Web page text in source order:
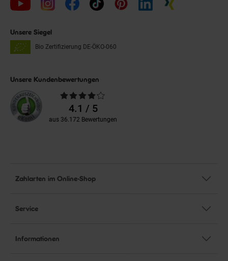
Unsere Siegel
Bio Zertifizierung DE-ÖKO-060
Unsere Kundenbewertungen
Durchschnittliche
Bewertungen4.1 / 5
aus 36.172 Bewertungen
Zahlarten im Online-Shop
Service
Informationen